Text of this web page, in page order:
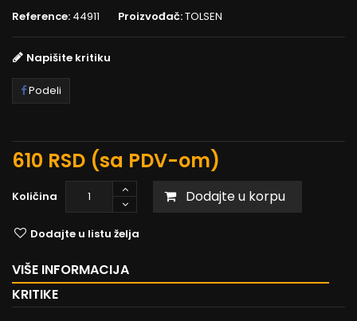
Reference: 44911 Proizvođač:TOLSEN
Napišite kritiku
Podeli
610 RSD (sa PDV-om)
Količina Dodajte u korpu
Dodajte u listu želja
VIŠE INFORMACIJA
KRITIKE